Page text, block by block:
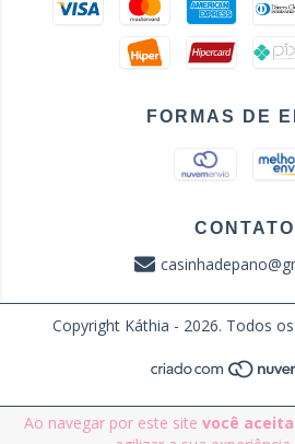
Ao navegar por este site você
FORMAS DE
CONTATO
Copyright Káthia - 2026. Todos